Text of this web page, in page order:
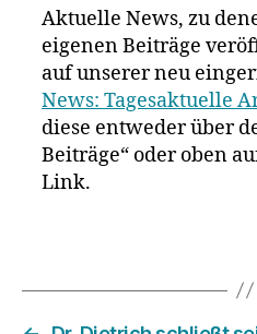
Aktuelle News, zu
eigenen Beiträge
auf unserer neu
News: Tagesaktuelle
diese entweder über
Beiträge“ oder oben
Link.